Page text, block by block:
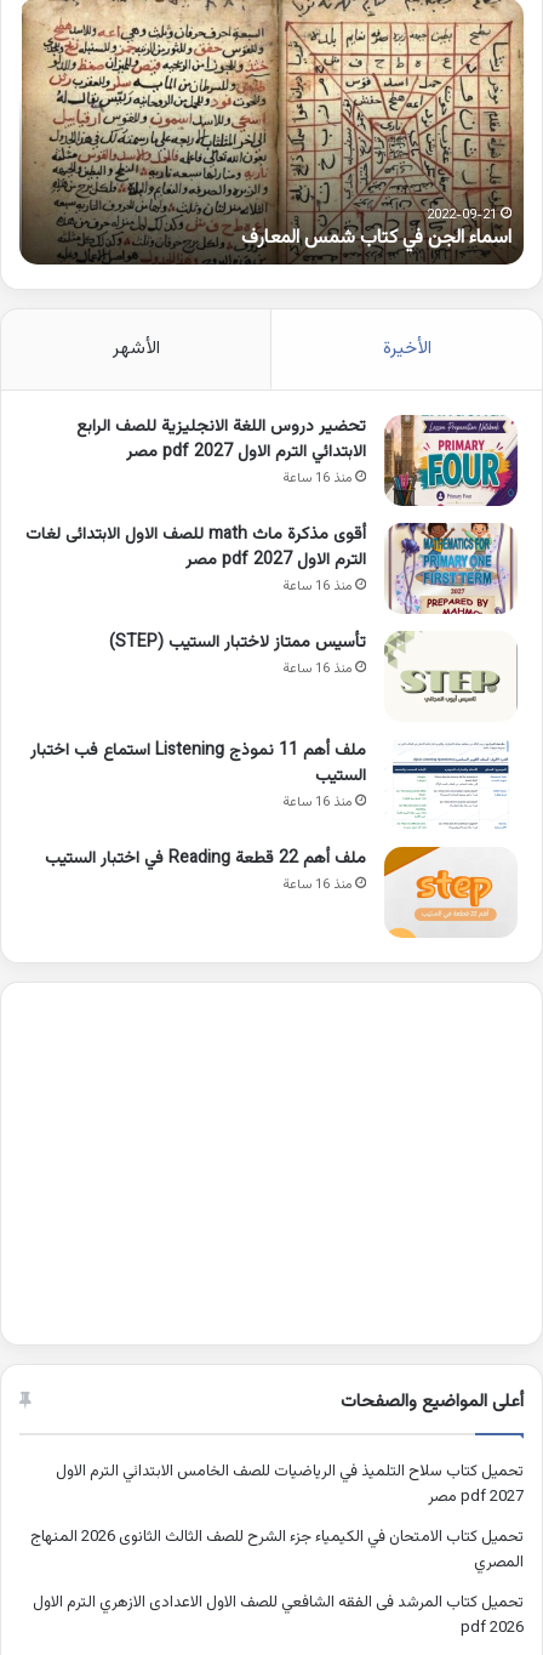
اسماء
الجن
في
كتاب
شمس
المعارف
2022-09-21
اسماء الجن في كتاب شمس المعارف
الأخيرة الأشهر
تحضير دروس اللغة الانجليزية للصف الرابع
الابتدائي الترم الاول 2027 pdf مصر
منذ 16 ساعة
أقوى مذكرة ماث math للصف الاول الابتدائى لغات
الترم الاول pdf 2027 مصر
منذ 16 ساعة
تأسيس ممتاز لاختبار الستيب (STEP)
منذ 16 ساعة
ملف أهم 11 نموذج Listening استماع فب اختبار
الستيب
منذ 16 ساعة
ملف أهم 22 قطعة Reading في اختبار الستيب
منذ 16 ساعة
أعلى المواضيع والصفحات
تحميل كتاب سلاح التلميذ في الرياضيات للصف الخامس الابتدائي الترم الاول
2027 pdf مصر
تحميل كتاب الامتحان في الكيمياء جزء الشرح للصف الثالث الثانوى 2026 المنهاج
المصري
تحميل كتاب المرشد فى الفقه الشافعي للصف الاول الاعدادى الازهري الترم الاول
2026 pdf